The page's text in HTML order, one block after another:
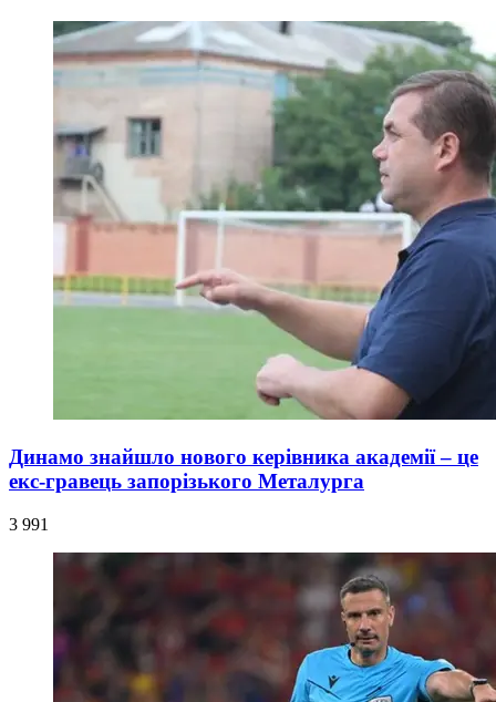
Динамо знайшло нового керівника академії – це
екс-гравець запорізького Металурга
3 991